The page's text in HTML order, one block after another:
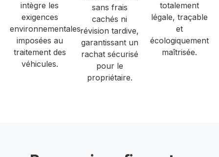
intègre les
exigences
environnementales
imposées au
traitement des
véhicules.
sans frais
cachés ni
révision tardive,
garantissant un
rachat sécurisé
pour le
propriétaire.
totalement
légale, traçable
et
écologiquement
maîtrisée.